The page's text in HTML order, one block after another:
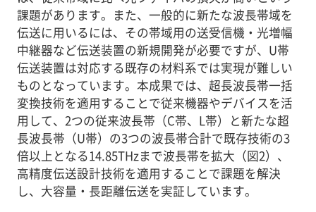
課題があります。また、一般的に新たな波長帯域を
伝送に用いるには、その帯域用の送受信機・光増幅
中継器など伝送装置の新規開発が必要ですが、U帯
伝送装置は対応する既存の材料系では実現が難しい
ものとなっています。本成果では、超長波長帯一括
変換技術を適用することで従来機器やデバイスを活
用して、2つの従来波長帯（C帯、L帯）と新たな超
長波長帯（U帯）の3つの波長帯合計で既存技術の3
倍以上となる14.85THzまで波長帯を拡大（図2）、
高精度伝送設計技術を適用することで課題を解決
し、大容量・長距離伝送を実証しています。